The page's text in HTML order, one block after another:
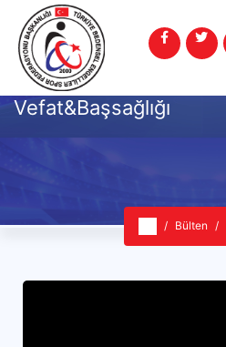
Vefat&Başsağlığı
Bülten